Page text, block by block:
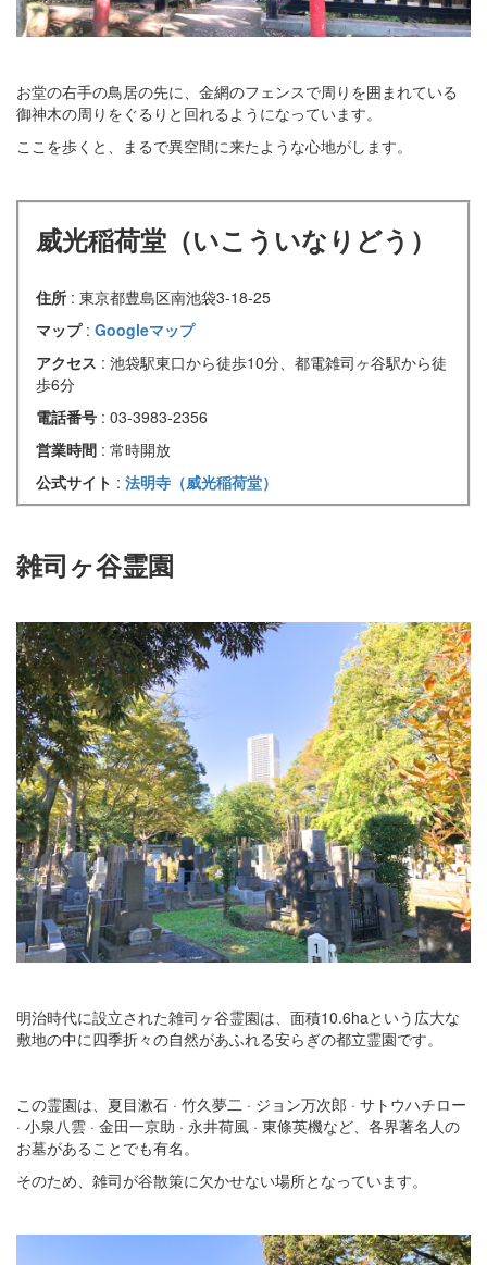
お堂の右手の鳥居の先に、金網のフェンスで周りを囲まれている
御神木の周りをぐるりと回れるようになっています。
ここを歩くと、まるで異空間に来たような心地がします。
威光稲荷堂（いこういなりどう）
住所 : 東京都豊島区南池袋3-18-25
マップ : Googleマップ
アクセス : 池袋駅東口から徒歩10分、都電雑司ヶ谷駅から徒
歩6分
電話番号 : 03-3983-2356
営業時間 : 常時開放
公式サイト : 法明寺（威光稲荷堂）
雑司ヶ谷霊園
明治時代に設立された雑司ヶ谷霊園は、面積10.6haという広大な
敷地の中に四季折々の自然があふれる安らぎの都立霊園です。
この霊園は、夏目漱石 · 竹久夢二 · ジョン万次郎 · サトウハチロー
· 小泉八雲 · 金田一京助 · 永井荷風 · 東條英機など、各界著名人の
お墓があることでも有名。
そのため、雑司が谷散策に欠かせない場所となっています。